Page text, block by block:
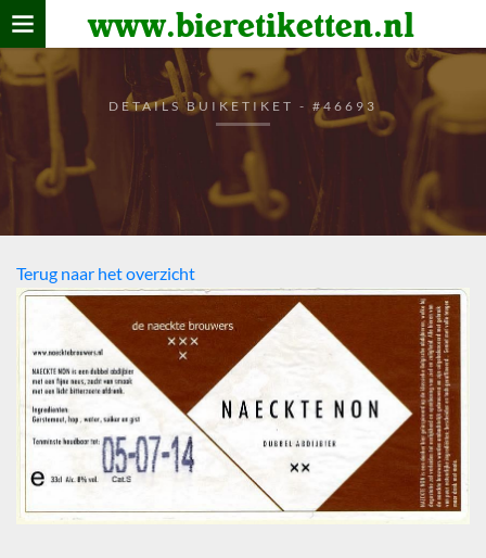
www.bieretiketten.nl
Home
verzamelen
De bierkaart
Bezoekers
DETAILS BUIKETIKET - #46693
Terug naar het overzicht